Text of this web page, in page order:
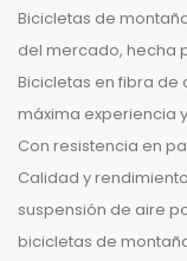
Bicicletas de
del mercado, hecha
Bicicletas en fibra de
máxima experiencia
Con resistencia en
Calidad y
suspensión de aire
bicicletas de